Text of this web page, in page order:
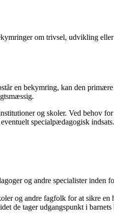
om trivsel, udvikling
en bekymring, kan den
og skoler. Ved behov
specialpædagogisk indsats.
og andre specialister
og andre fagfolk for at sikre en
de tager udgangspunkt i